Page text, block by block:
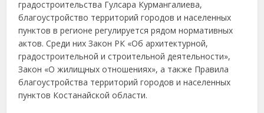
градостроительства Гулсара Курмангалиева,
благоустройство территорий городов и населенных
пунктов в регионе регулируется рядом нормативных
актов. Среди них Закон РК «Об архитектурной,
градостроительной и строительной деятельности»,
Закон «О жилищных отношениях», а также Правила
благоустройства территорий городов и населенных
пунктов Костанайской области.